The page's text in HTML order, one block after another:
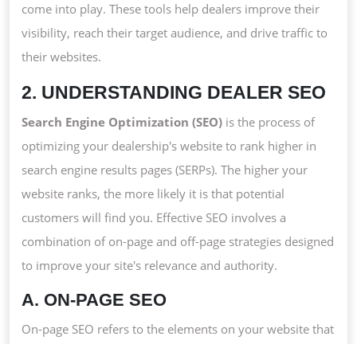
come into play. These tools help dealers improve their
visibility, reach their target audience, and drive traffic to
their websites.
2. UNDERSTANDING DEALER SEO
Search Engine Optimization (SEO) is the process of
optimizing your dealership's website to rank higher in
search engine results pages (SERPs). The higher your
website ranks, the more likely it is that potential
customers will find you. Effective SEO involves a
combination of on-page and off-page strategies designed
to improve your site's relevance and authority.
A. ON-PAGE SEO
On-page SEO refers to the elements on your website that